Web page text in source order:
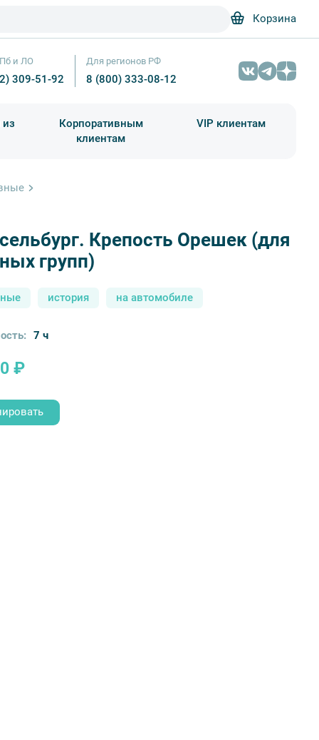
Корзина
и ЛО
309-51-92
Для регионов РФ
8 (800) 333-08-12
Корпоративным
клиентам
VIP клиентам
Крепость Орешек (для
групп)
Шлиссельбург (Крепость Орешек) — фото № 4 — Фотобанк
история на автомобиле
₽
7 ч